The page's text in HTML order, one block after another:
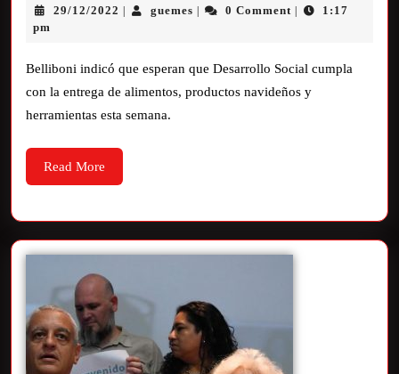
29/12/2022 guemes 0 Comment
1:17
pm
Belliboni indicó que esperan que Desarrollo Social cumpla
con la entrega de alimentos, productos navideños y
herramientas esta semana.
Read More